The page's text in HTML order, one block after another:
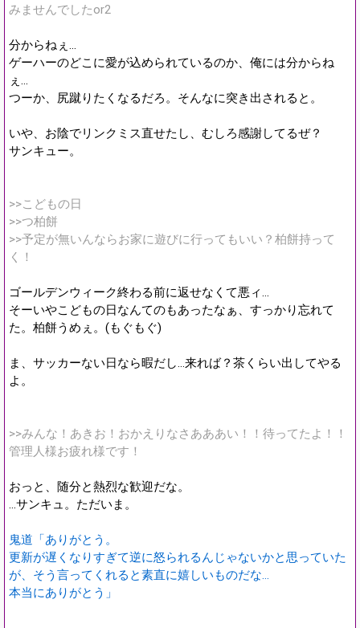
みませんでしたor2
分からねぇ…
ゲーハーのどこに愛が込められているのか、俺には分からね
ぇ…
つーか、尻蹴りたくなるだろ。そんなに突き出されると。
いや、お陰でリンクミス直せたし、むしろ感謝してるぜ？
サンキュー。
>>こどもの日
>>つ柏餅
>>予定が無いんならお家に遊びに行ってもいい？柏餅持って
く！
ゴールデンウィーク終わる前に返せなくて悪ィ…
そーいやこどもの日なんてのもあったなぁ、すっかり忘れて
た。柏餅うめぇ。(もぐもぐ)
ま、サッカーない日なら暇だし…来れば？茶くらい出してやる
よ。
>>みんな！あきお！おかえりなさあああい！！待ってたよ！！
管理人様お疲れ様です！
おっと、随分と熱烈な歓迎だな。
…サンキュ。ただいま。
鬼道「ありがとう。
更新が遅くなりすぎて逆に怒られるんじゃないかと思っていた
が、そう言ってくれると素直に嬉しいものだな…
本当にありがとう」